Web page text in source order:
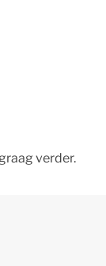
verder.